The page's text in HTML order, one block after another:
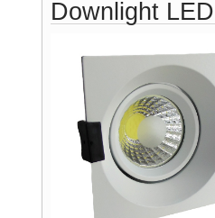
Downlight